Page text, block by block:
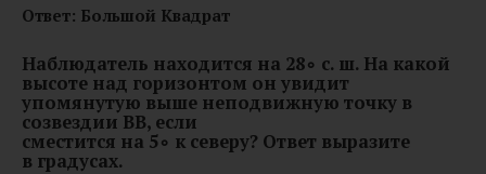
Ответ: Большой Квадрат
Наблюдатель находится на 28∘ с. ш. На какой
высоте над горизонтом он увидит
упомянутую выше неподвижную точку в
созвездии BB, если
сместится на 5∘ к северу? Ответ выразите
в градусах.